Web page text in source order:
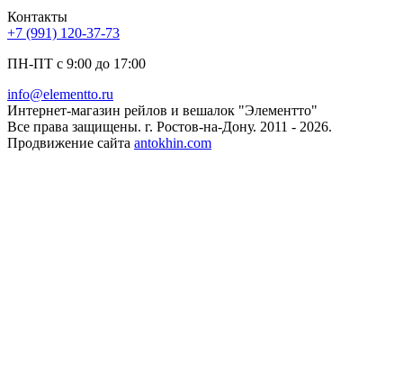
Контакты
+7 (991) 120-37-73
ПН-ПТ с 9:00 до 17:00
info@elementto.ru
Интернет-магазин рейлов и вешалок "Элементто"
Все права защищены. г. Ростов-на-Дону. 2011 - 2026.
Продвижение сайта antokhin.com